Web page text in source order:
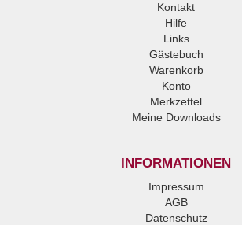
Kontakt
Hilfe
Links
Gästebuch
Warenkorb
Konto
Merkzettel
Meine Downloads
INFORMATIONEN
Impressum
AGB
Datenschutz